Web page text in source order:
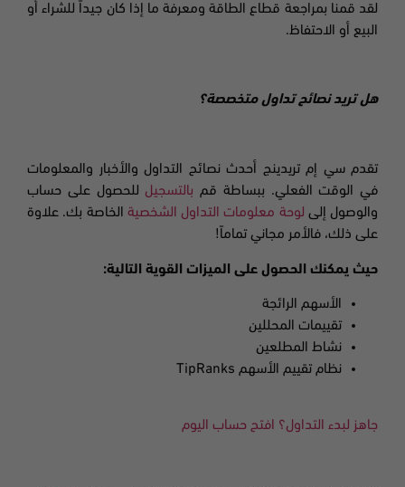
لقد قمنا بمراجعة قطاع الطاقة ومعرفة ما إذا كان جيداً للشراء أو
البيع أو الاحتفاظ.
هل تريد نصائح تداول متخصصة؟
تقدم سي إم تريدينج أحدث نصائح التداول والأخبار والمعلومات
في الوقت الفعلي. ببساطة قم بالتسجيل للحصول على حساب
والوصول إلى لوحة معلومات التداول الشخصية الخاصة بك. علاوة
على ذلك، فالأمر مجاني تماماً!
حيث يمكنك الحصول على الميزات القوية التالية:
الأسهم الرائجة
تقييمات المحللين
نشاط المطلعين
نظام تقييم الأسهم
جاهز لبدء التداول؟ افتح حساب اليوم